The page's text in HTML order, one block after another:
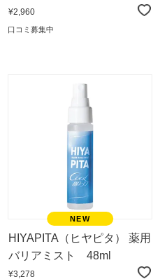
¥2,960
口コミ募集中
HIYAPITA（ヒヤピタ） 薬用
バリアミスト 48ml
¥3,278